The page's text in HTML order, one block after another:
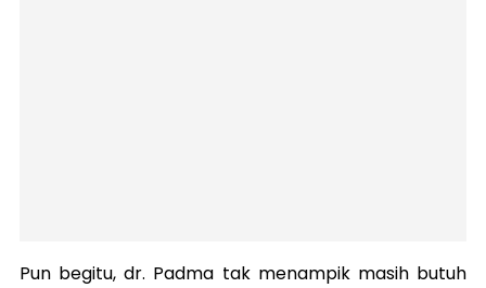
Pun begitu, dr. Padma tak menampik masih butuh